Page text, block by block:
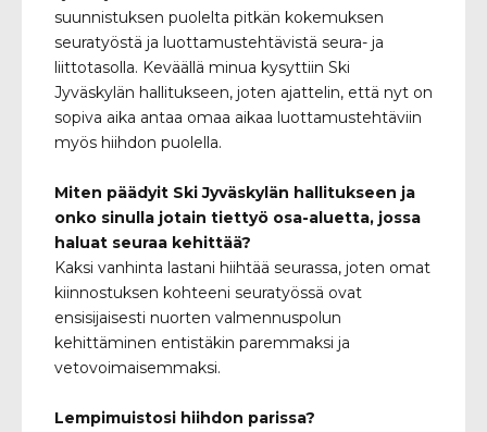
suunnistuksen puolelta pitkän kokemuksen
seuratyöstä ja luottamustehtävistä seura- ja
liittotasolla. Keväällä minua kysyttiin Ski
Jyväskylän hallitukseen, joten ajattelin, että nyt on
sopiva aika antaa omaa aikaa luottamustehtäviin
myös hiihdon puolella.
Miten päädyit Ski Jyväskylän hallitukseen ja
onko sinulla jotain tiettyö osa-aluetta, jossa
haluat seuraa kehittää?
Kaksi vanhinta lastani hiihtää seurassa, joten omat
kiinnostuksen kohteeni seuratyössä ovat
ensisijaisesti nuorten valmennuspolun
kehittäminen entistäkin paremmaksi ja
vetovoimaisemmaksi.
Lempimuistosi hiihdon parissa?